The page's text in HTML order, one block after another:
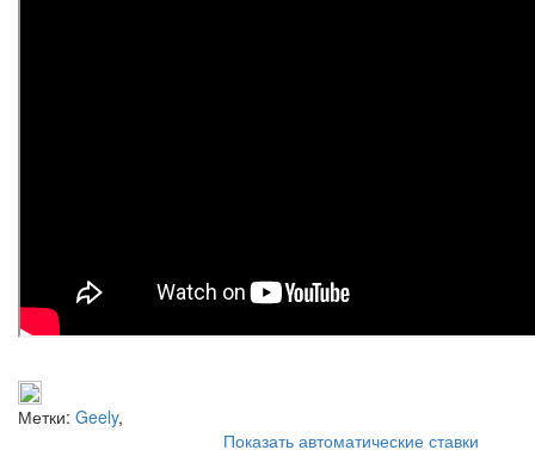
Метки: Geely,
Показать автоматические ставки